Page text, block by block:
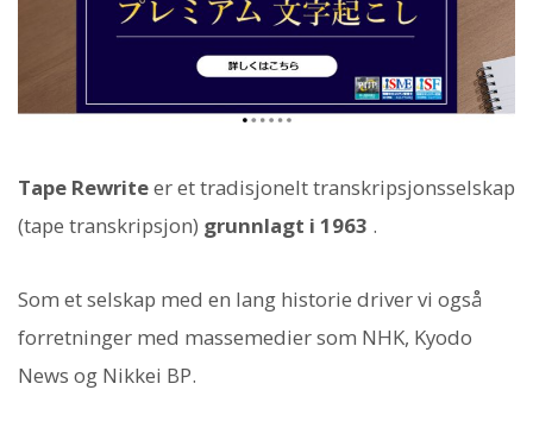
Tape Rewriteer et tradisjonelt transkripsjonsselskap
(tape transkripsjon) grunnlagt i 1963 .
Som et selskap med en lang historie driver vi også
forretninger med massemedier som NHK, Kyodo
News og Nikkei BP.